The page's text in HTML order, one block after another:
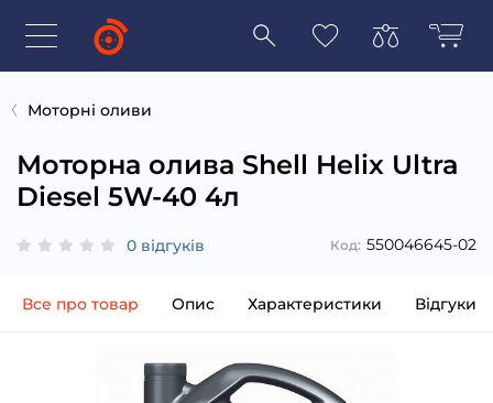
Моторні оливи
Моторна олива Shell Helix Ultra
Diesel 5W-40 4л
0 відгуків Код: 550046645-02
Все про товар Опис Характеристики Відгуки